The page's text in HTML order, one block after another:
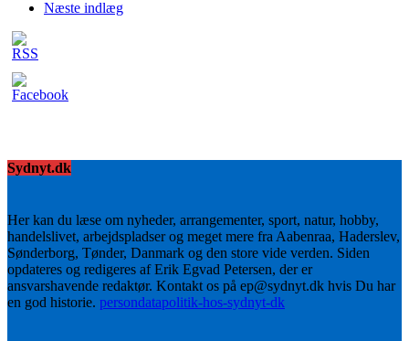
Næste indlæg
Sydnyt.dk
Her kan du læse om nyheder, arrangementer, sport, natur, hobby,
handelslivet, arbejdspladser og meget mere fra Aabenraa, Haderslev,
Sønderborg, Tønder, Danmark og den store vide verden. Siden
opdateres og redigeres af Erik Egvad Petersen, der er
ansvarshavende redaktør. Kontakt os på ep@sydnyt.dk hvis Du har
en god historie. persondatapolitik-hos-sydnyt-dk